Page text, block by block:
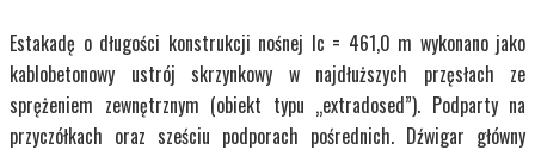
Estakadę o długości konstrukcji nośnej lc = 461,0 m wykonano jako
kablobetonowy ustrój skrzynkowy w najdłuższych przęsłach ze
sprężeniem zewnętrznym (obiekt typu „extradosed”). Podparty na
przyczółkach oraz sześciu podporach pośrednich. Dźwigar główny